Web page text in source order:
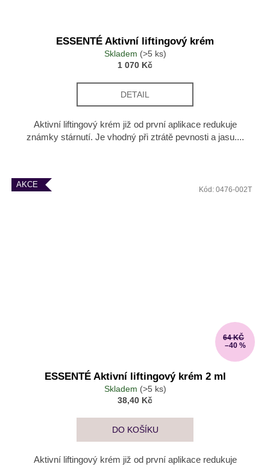
ESSENTÉ Aktivní liftingový krém
Skladem (>5 ks)
1 070 Kč
DETAIL
Aktivní liftingový krém již od první aplikace redukuje
známky stárnutí. Je vhodný při ztrátě pevnosti a jasu....
AKCE
64 KČ
–40 %
ESSENTÉ Aktivní liftingový krém 2 ml
Skladem (>5 ks)
38,40 Kč
DO KOŠÍKU
Aktivní liftingový krém již od první aplikace redukuje
Kód: 0476-002T